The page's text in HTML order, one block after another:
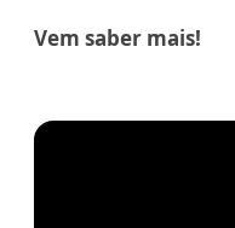
Vem saber mais!